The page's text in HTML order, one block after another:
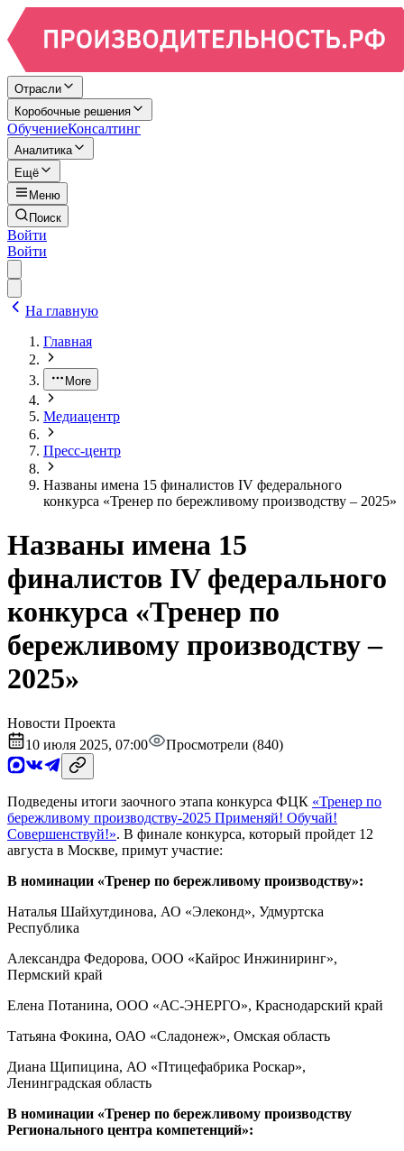
Отрасли
Коробочные решения
ОбучениеКонсалтинг
Аналитика
Ещё
Меню
Поиск
Войти
Войти
На главную
Главная
More
Медиацентр
Пресс-центр
Названы имена 15 финалистов IV федерального
конкурса «Тренер по бережливому производству – 2025»
Названы имена 15
финалистов IV федерального
конкурса «Тренер по
бережливому производству –
2025»
Новости Проекта
10 июля 2025, 07:00
Просмотрели (840)
Подведены итоги заочного этапа конкурса ФЦК «Тренер по
бережливому производству-2025 Применяй! Обучай!
Совершенствуй!». В финале конкурса, который пройдет 12
августа в Москве, примут участие:
В номинации «Тренер по бережливому производству»:
Наталья Шайхутдинова, АО «Элеконд», Удмуртска
Республика
Александра Федорова, ООО «Кайрос Инжиниринг»,
Пермский край
Елена Потанина, ООО «АС-ЭНЕРГО», Краснодарский край
Татьяна Фокина, ОАО «Сладонеж», Омская область
Диана Щипицина, АО «Птицефабрика Роскар»,
Ленинградская область
В номинации «Тренер по бережливому производству
Регионального центра компетенций»: